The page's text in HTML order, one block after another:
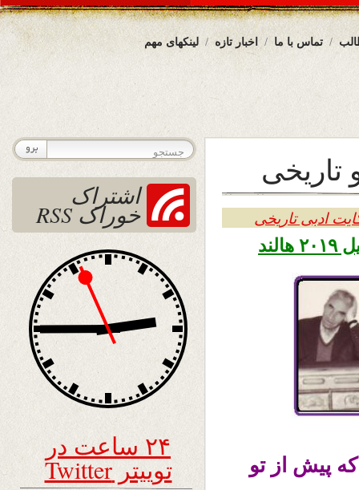
لینکهای مهم اخبار تازه تماس با ما
تاریخی
ادبی تاریخی
پیش از تو
اشتراک
خوراک RSS
۲۴ ساعت در
توییتر Twitter